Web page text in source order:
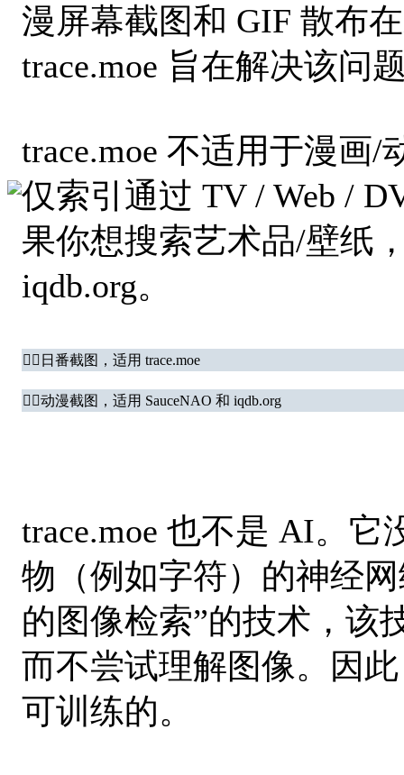
漫屏幕截图和 GIF 散布
trace.moe 旨在解决该问
trace.moe 不适用于漫画
仅索引通过 TV / Web /
果你想搜索艺术品/壁纸
iqdb.org。
👇🏻日番截图，适用 trace.moe
👇🏻动漫截图，适用 SauceNAO 和 iqdb.org
trace.moe 也不是 AI。
物（例如字符）的神经
的图像检索”的技术，该
而不尝试理解图像。因
可训练的。